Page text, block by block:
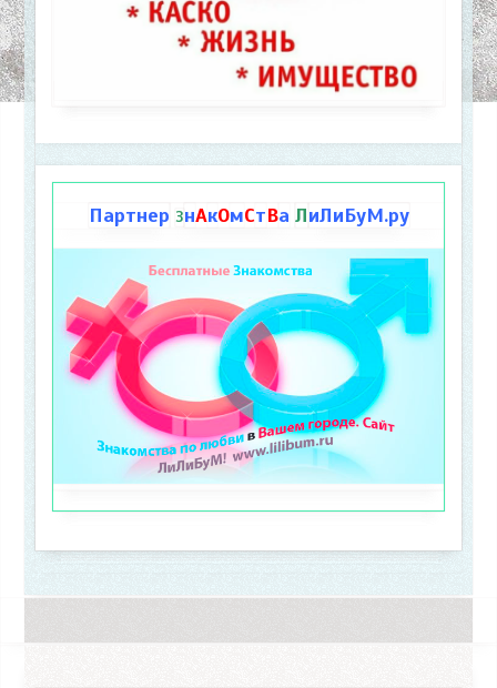
Партнер ЗнАкОмСтВа ЛиЛиБуМ.ру